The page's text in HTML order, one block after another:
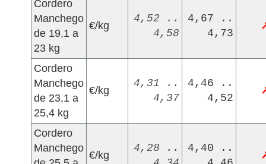
Cordero
Manchego
de 19,1 a
23 kg
€/kg
4,52 ..
4,58
4,67 ..
4,73
Cordero
Manchego
de 23,1 a
25,4 kg
€/kg
4,31 ..
4,37
4,46 ..
4,52
Cordero
Manchego
€/kg
4,28 ..
4,40 ..